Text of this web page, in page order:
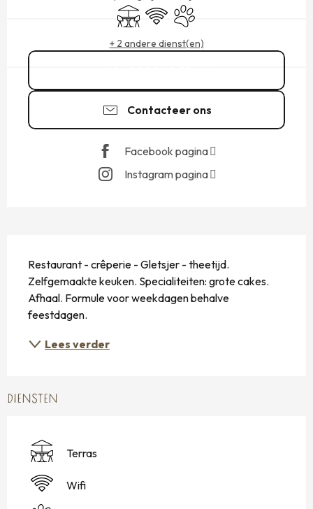
Terras Wifi Dieren toegelaten
+ 2 andere dienst(en)
Contacteer ons
Facebook pagina
Instagram pagina
Restaurant - crêperie - Gletsjer - theetijd.
Zelfgemaakte keuken. Specialiteiten: grote cakes.
Afhaal. Formule voor weekdagen behalve
feestdagen.
Lees verder
DIENSTEN
Terras
Wifi